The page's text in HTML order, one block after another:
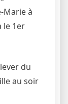
Marie à
le 1er
du
au soir